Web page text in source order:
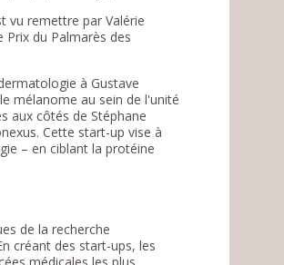
vu remettre par Valérie
Prix du Palmarès des
à Gustave
mélanome au sein de l'unité
aux côtés de Stéphane
Cette start-up vise à
– en ciblant la protéine
de la recherche
créant des start-ups, les